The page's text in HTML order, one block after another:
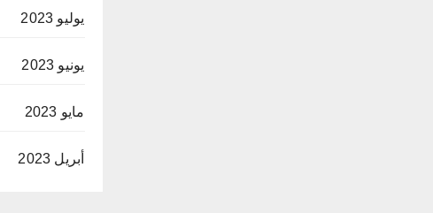
يوليو 2023
يونيو 2023
مايو 2023
أبريل 2023